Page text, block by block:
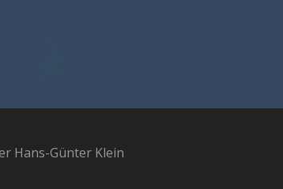
Hans-Günter Klein